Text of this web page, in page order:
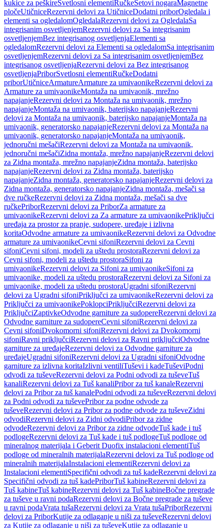
kukice za peškireSvetlosni elementiRučkeSetovi nogaraMagnetne
pločeUtičniceRezervni delovi za UtičniceDodatni priborOgledala i
elementi sa ogledalomOgledalaRezervni delovi za OgledalaSa
integrisanim osvetljenjemRezervni delovi za Sa integrisanim
osvetljenjemBez integrisanog osvetljenjaElementi sa
ogledalomRezervni delovi za Elementi sa ogledalomSa integrisanim
osvetljenjemRezervni delovi za Sa integrisanim osvetljenjemBez
integrisanog osvetljenjaRezervni delovi za Bez integrisanog
osvetljenjaPriborSvetlosni elementiRučkeDodatni
priborUtičniceArmatureArmature za umivaonikeRezervni delovi za
Armature za umivaonikeMontaža na umivaonik, mrežno
napajanjeRezervni delovi za Montaža na umivaonik, mrežno
napajanjeMontaža na umivaonik, baterijsko napajanjeRezervni
delovi za Montaža na umivaonik, baterijsko napajanjeMontaža na
umivaonik, generatorsko napajanjeRezervni delovi za Montaža na
umivaonik, generatorsko napajanjeMontaža na umivaonik,
jednoručni mešačiRezervni delovi za Montaža na umivaonik,
jednoručni mešačiZidna montaža, mrežno napajanjeRezervni delovi
za Zidna montaža, mrežno napajanjeZidna montaža, baterijsko
napajanjeRezervni delovi za Zidna montaža, baterijsko
napajanjeZidna montaža, generatorsko napajanjeRezervni delovi za
Zidna montaža, generatorsko napajanjeZidna montaža, mešači sa
dve ručkeRezervni delovi za Zidna montaža, mešači sa dve
ručkePriborRezervni delovi za PriborZa armature za
umivaonikeRezervni delovi za Za armature za umivaonikePriključci
uređaja za prostor za pranje, sudopere, uređaje i izlivna
koritaOdvodne armature za umivaonikeRezervni delovi za Odvodne
armature za umivaonikeCevni sifoniRezervni delovi za Cevni
sifoniCevni sifoni, modeli za uštedu prostoraRezervni delovi za
Cevni sifoni, modeli za uštedu prostoraSifoni za
umivaonikeRezervni delovi za Sifoni za umivaonikeSifoni za
umivaonike, modeli za uštedu prostoraRezervni delovi za Sifoni za
umivaonike, modeli za uštedu prostoraUgradni sifoniRezervni
delovi za Ugradni sifoniPriključci za umivaonikeRezervni delovi za
Priključci za umivaonikePoklopciPriključciRezervni delovi za
PriključciZaptivkeOdvodne garniture za sudopereRezervni delovi za
Odvodne garniture za sudopereCevni sifoniRezervni delovi za
Cevni sifoniDvokomorni sifoniRezervni delovi za Dvokomorni
sifoniRavni priključciRezervni delovi za Ravni priključciOdvodne
garniture za uređajeRezervni delovi za Odvodne garniture za
uređajeUgradni sifoniRezervni delovi za Ugradni sifoniOdvodne
garniture za izlivna koritaIzlivni ventiliTuševi i kadeTuševiPodni
odvodi za tuševeRezervni delovi za Podni odvodi za tuševeTuš
kanaliRezervni delovi za Tuš kanaliPribor za tuš kanaleRezervni
delovi za Pribor za tuš kanalePodni odvodi za tuševeRezervni delovi
za Podni odvodi za tuševePribor za podne odvode za
tuševeRezervni delovi za Pribor za podne odvode za tuševeZidni
odvodiRezervni delovi za Zidni odvodiPribor za zidne
odvodeRezervni delovi za Pribor za zidne odvodeTuš kade i tuš
podlogeRezervni delovi za Tuš kade i tuš podlogeTuš podloge od
mineralnog materijala i Geberit Duofix instalacioni elementiTuš
podloge od mineralnih materijalaRezervni delovi za Tuš podloge od
mineralnih materijalaInstalacioni elementiRezervni delovi za
Instalacioni elementiSpecifični odvodi za tuš kadeRezervni delovi za
Specifični odvodi za tuš kadePriborTuš kabineRezervni delovi za
Tuš kabineTuš kabineRezervni delovi za Tuš kabineBočne pregrade
za tuševe u ravni podaRezervni delovi za Bočne pregrade za tuševe
u ravni podaVrata tušaRezervni delovi za Vrata tušaPriborRezervni
delovi za PriborKutije za odlaganje u niši za tuševeRezervni delovi
za Kutije za odlaganje u niši za tuševeKutije za odlaganje u